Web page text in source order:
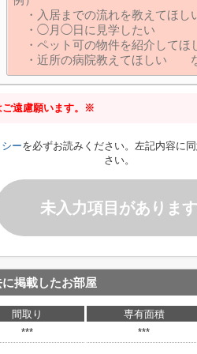
遠慮願います。※
ーを必ずお読みください。左記内容に
さい。
未入力項目があります
掲載したお部屋
間取り
専有面積
*** ***